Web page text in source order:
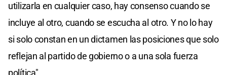
utilizarla en cualquier caso, hay consenso cuando se
incluye al otro, cuando se escucha al otro. Y no lo hay
si solo constan en un dictamen las posiciones que solo
reflejan al partido de gobierno o a una sola fuerza
política".